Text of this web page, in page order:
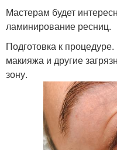
Мастерам будет
ламинирование ресниц.
Подготовка к
макияжа и другие
зону.